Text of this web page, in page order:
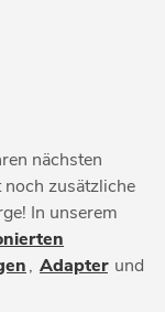
nächsten
zusätzliche
In unserem
, Adapter und